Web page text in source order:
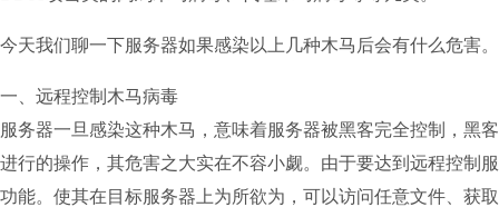
今天我们聊一下服务器如果感染以上几种木马后会有什么危害。
一、远程控制木马病毒
服务器一旦感染这种木马，意味着服务器被黑客完全控制，黑
进行的操作，其危害之大实在不容小觑。由于要达到远程控制
功能。使其在目标服务器上为所欲为，可以访问任意文件、获